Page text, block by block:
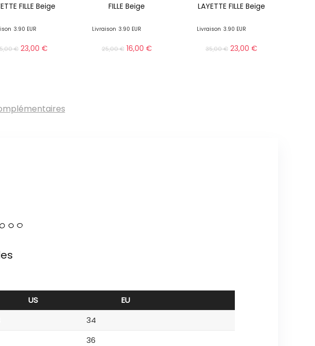
FILLE Beige
3.90 EUR
€ 23,00€
FILLE Beige
Livraison 3.90 EUR
25,00€ 16,00 €
LAYETTE FILLE Beige
Livraison 3.90 EUR
35,00€ 23,00 €
US
EU
34
36